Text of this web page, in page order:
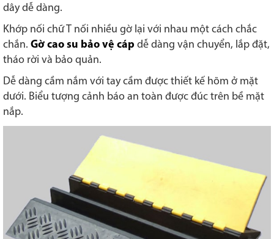
dây dễ dàng.
Khớp nối chữ T nối nhiều gờ lại với nhau một cách chắc
chắn. Gờ cao su bảo vệ cáp dễ dàng vận chuyển, lắp đặt,
tháo rời và bảo quản.
Dễ dàng cầm nắm với tay cầm được thiết kế hõm ở mặt
dưới. Biểu tượng cảnh báo an toàn được đúc trên bề mặt
nắp.